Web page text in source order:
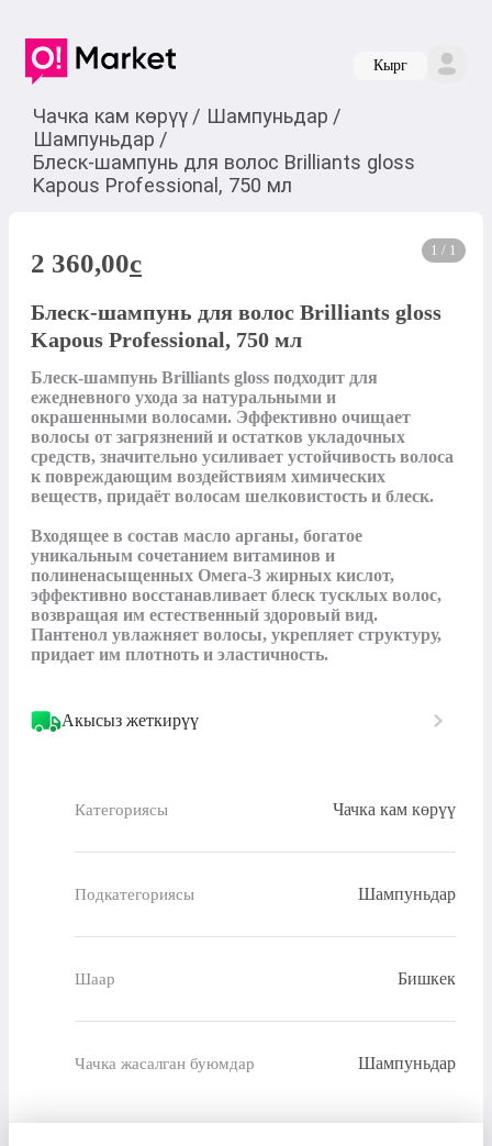
Кырг
Чачка кам көрүү / Шампуньдар /
Шампуньдар /
Блеск-шампунь для волос Brilliants gloss
Kapous Professional, 750 мл
1 / 1
2 360,00c
Блеск-шампунь для волос Brilliants gloss
Kapous Professional, 750 мл
Блеск-шампунь Brilliants gloss подходит для
ежедневного ухода за натуральными и
окрашенными волосами. Эффективно очищает
волосы от загрязнений и остатков укладочных
средств, значительно усиливает устойчивость волоса
к повреждающим воздействиям химических
веществ, придаёт волосам шелковистость и блеск.
Входящее в состав масло арганы, богатое
уникальным сочетанием витаминов и
полиненасыщенных Омега-3 жирных кислот,
эффективно восстанавливает блеск тусклых волос,
возвращая им естественный здоровый вид.
Пантенол увлажняет волосы, укрепляет структуру,
придает им плотноть и эластичность.
Акысыз жеткирүү
Категориясы Чачка кам көрүү
Подкатегориясы Шампуньдар
Шаар Бишкек
Чачка жасалган буюмдар Шампуньдар